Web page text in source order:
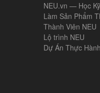
NEU.vn — Học
Làm Sản Phẩm
Thành Viên NEU
Lộ trình NEU
Dự Án Thực Hành